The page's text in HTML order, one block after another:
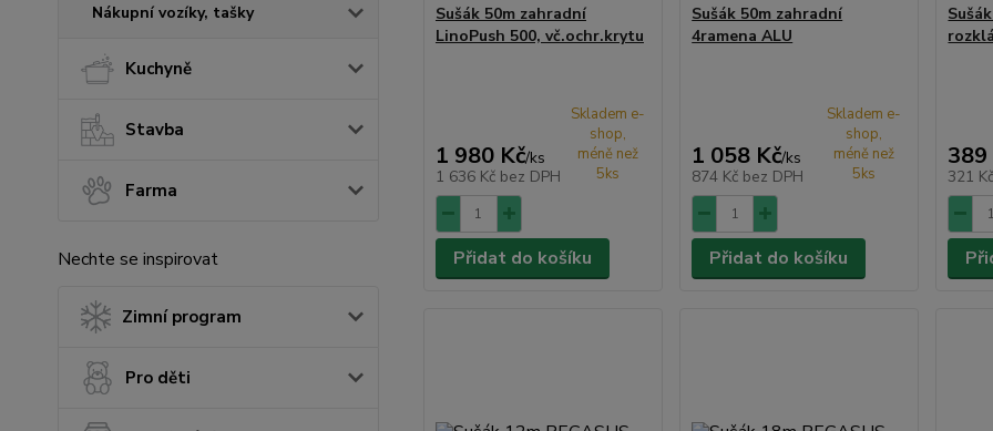
Nákupní vozíky, tašky
Kuchyně
Stavba
Farma
Nechte se inspirovat
Zimní program
Pro děti
Sušák 50m zahradní
LinoPush 500, vč.ochr.krytu
1 980 Kč/ks
1 636 Kč bez DPH
Skladem e-
shop,
méně než
5ks
Přidat do košíku
Sušák 50m zahradní
4ramena ALU
1 058 Kč/ks
874 Kč bez DPH
Skladem e-
shop,
méně než
5ks
Přidat do košíku
389
321 Kč